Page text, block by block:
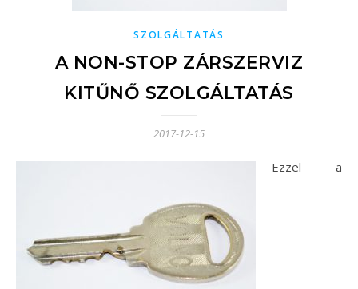
SZOLGÁLTATÁS
A NON-STOP ZÁRSZERVIZ
KITŰNŐ SZOLGÁLTATÁS
2017-12-15
Ezzel a